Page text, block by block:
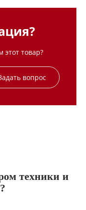
этот товар?
вопрос
техники и